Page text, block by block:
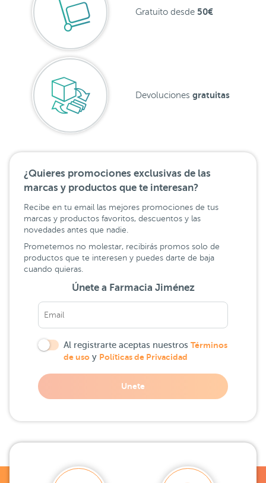
Gratuito desde 50€
Devoluciones gratuitas
¿Quieres promociones exclusivas de las
marcas y productos que te interesan?
Recibe en tu email las mejores promociones de tus
marcas y productos favoritos, descuentos y las
novedades antes que nadie.
Prometemos no molestar, recibirás promos solo de
productos que te interesen y puedes darte de baja
cuando quieras.
Únete a Farmacia Jiménez
Al registrarte aceptas nuestros Términos
de uso y Políticas de Privacidad
Unete